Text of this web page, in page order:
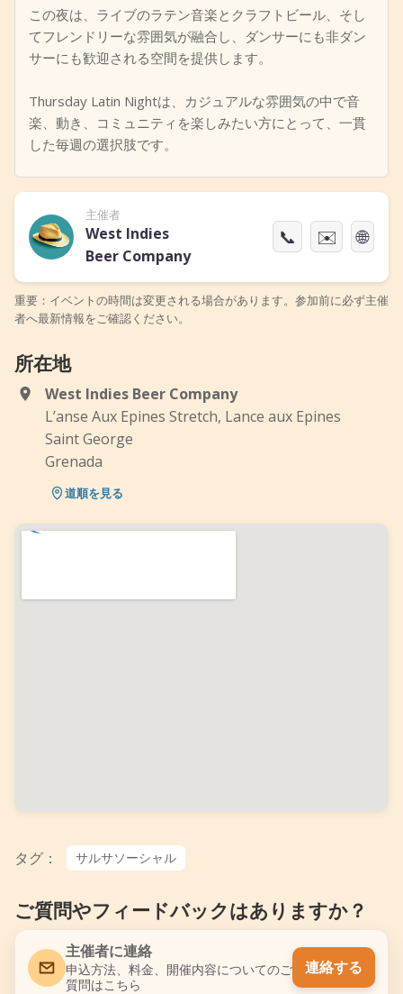
この夜は、ライブのラテン音楽とクラフトビール、そし
てフレンドリーな雰囲気が融合し、ダンサーにも非ダン
サーにも歓迎される空間を提供します。
Thursday Latin Nightは、カジュアルな雰囲気の中で音
楽、動き、コミュニティを楽しみたい方にとって、一貫
した毎週の選択肢です。
主催者
West Indies
Beer Company
📞 ✉️ 🌐
重要：イベントの時間は変更される場合があります。参加前に必ず主催
者へ最新情報をご確認ください。
所在地
West Indies Beer Company
L’anse Aux Epines Stretch, Lance aux Epines
Saint George
Grenada
道順を見る
タグ： サルサソーシャル
ご質問やフィードバックはありますか？
主催者に連絡
申込方法、料金、開催内容についてのご
質問はこちら
連絡する